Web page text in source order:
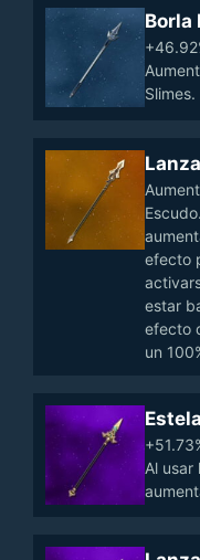
Borla
Slimes.
efecto
estar
efecto
un
Al usar